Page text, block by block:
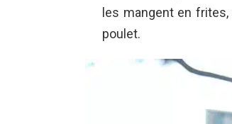
les mangent en
poulet.